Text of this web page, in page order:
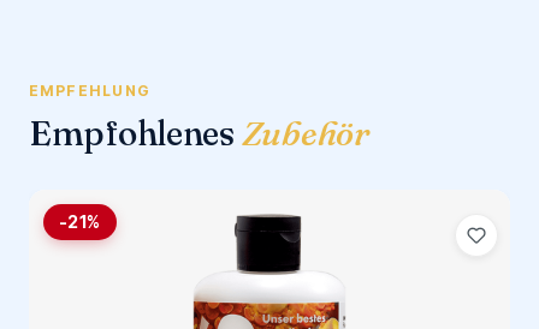
EMPFEHLUNG
Empfohlenes Zubehör
-21%